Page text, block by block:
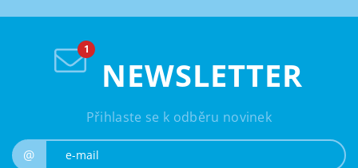
NEWSLETTER
Přihlaste se k odběru novinek
@